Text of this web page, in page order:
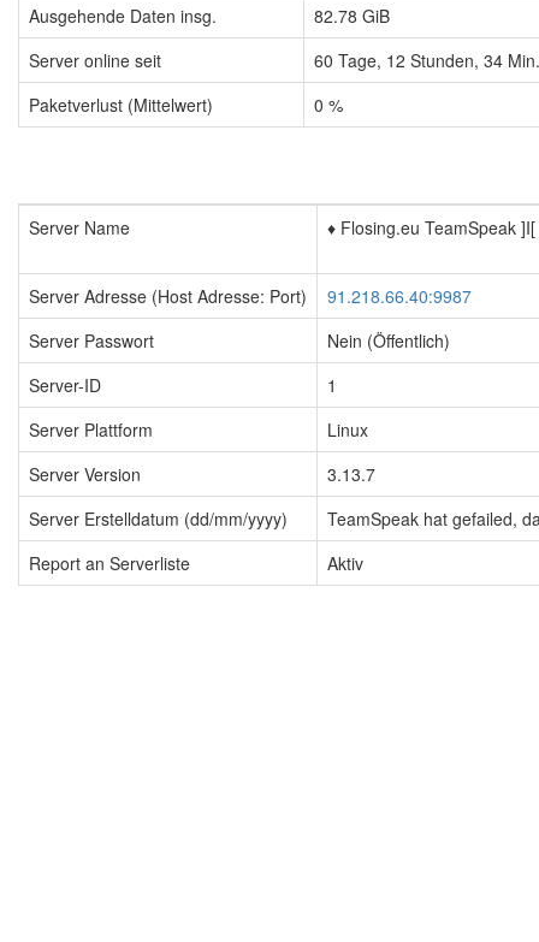
Ausgehende Daten insg.
82.78 GiB
Server online seit
60 Tage, 12 Stunden, 34
Paketverlust (Mittelwert)
0 %
Server Name ♦️ Flosing.eu TeamSpeak
Server Adresse (Host Adresse: Port)
91.218.66.40:9987
Server Passwort
Nein (Öffentlich)
Server-ID
1
Server Plattform
Linux
Server Version
3.13.7
Server Erstelldatum (dd/mm/yyyy)
TeamSpeak hat gefailed,
Report an Serverliste
Aktiv